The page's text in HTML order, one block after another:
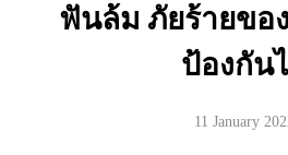
ฟันล้ม ภัยร้ายขอ
ป้องกัน
11 January